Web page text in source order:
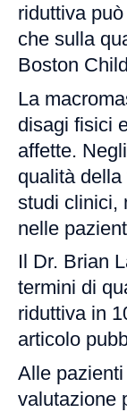
riduttiva
che sulla
Boston
La
disagi fisici
affette.
qualità
studi clinici,
nelle
Il Dr. Brian
termini di
riduttiva in
articolo
Alle
valutazione